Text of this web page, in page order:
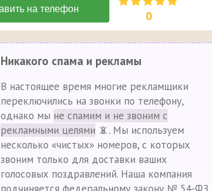
0
Никакого спама и рекламы
В настоящее время многие рекламщики
переключились на звонки по телефону,
однако мы не спамим и не звоним с
рекламными целями 📵. Мы используем
несколько «чистых» номеров, с которых
звоним только для доставки ваших
голосовых поздравлений. Наша компания
подчиняется федеральному закону № 54-ФЗ,